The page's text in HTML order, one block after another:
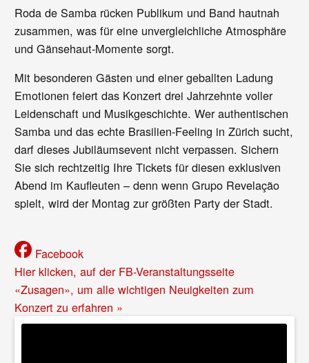
Roda de Samba rücken Publikum und Band hautnah
zusammen, was für eine unvergleichliche Atmosphäre
und Gänsehaut-Momente sorgt.
Mit besonderen Gästen und einer geballten Ladung
Emotionen feiert das Konzert drei Jahrzehnte voller
Leidenschaft und Musikgeschichte. Wer authentischen
Samba und das echte Brasilien-Feeling in Zürich sucht,
darf dieses Jubiläumsevent nicht verpassen. Sichern
Sie sich rechtzeitig Ihre Tickets für diesen exklusiven
Abend im Kaufleuten – denn wenn Grupo Revelação
spielt, wird der Montag zur größten Party der Stadt.
Facebook
Hier klicken, auf der FB-Veranstaltungsseite
«Zusagen», um alle wichtigen Neuigkeiten zum
Konzert zu erfahren »